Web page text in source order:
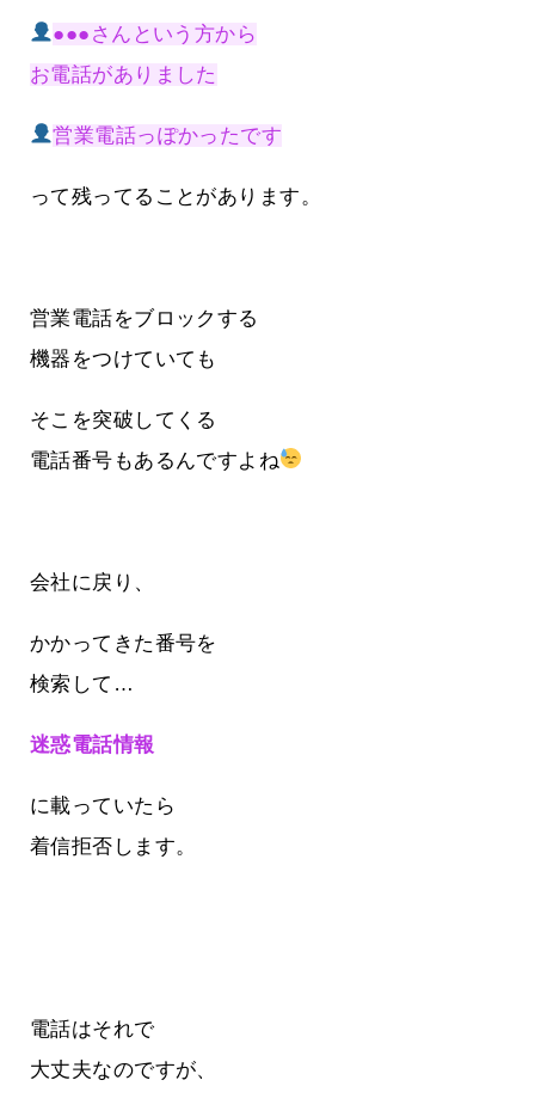
●●●さんという方から
お電話がありました
営業電話っぽかったです
って残ってることがあります。
営業電話をブロックする
機器をつけていても
そこを突破してくる
電話番号もあるんですよね
会社に戻り、
かかってきた番号を
検索して…
迷惑電話情報
に載っていたら
着信拒否します。
電話はそれで
大丈夫なのですが、